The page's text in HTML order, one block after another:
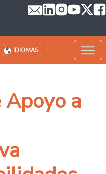
IDIOMAS
Apoyo a